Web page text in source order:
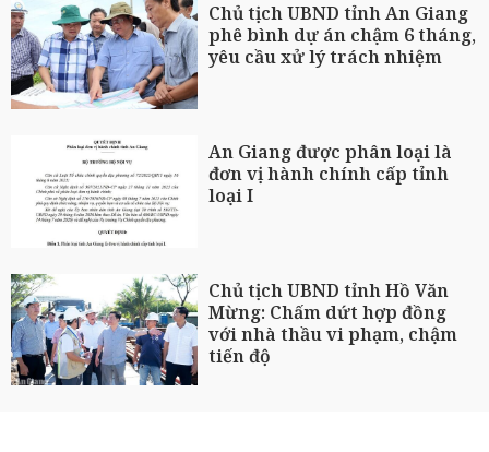
Chủ tịch UBND tỉnh An Giang
phê bình dự án chậm 6 tháng,
yêu cầu xử lý trách nhiệm
An Giang được phân loại là
đơn vị hành chính cấp tỉnh
loại I
Chủ tịch UBND tỉnh Hồ Văn
Mừng: Chấm dứt hợp đồng
với nhà thầu vi phạm, chậm
tiến độ